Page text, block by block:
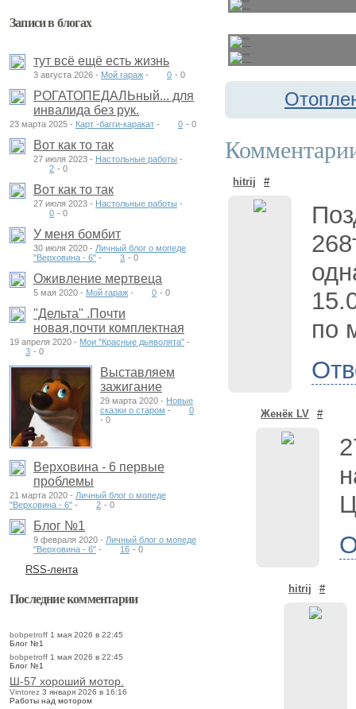
Записи в блогах
тут всё ещё есть жизнь
3 августа 2026 - Мой гараж - 0 - 0
РОГАТОПЕДАЛЬный... для
инвалида без рук.
23 марта 2025 - Карт -багги-каракат - 0 - 0
Вот как то так
27 июля 2023 - Настольные работы -
2 - 0
Вот как то так
27 июля 2023 - Настольные работы -
0 - 0
У меня бомбит
30 июля 2020 - Личный блог о мопеде
"Верховина - 6" - 3 - 0
Оживление мертвеца
5 мая 2020 - Мой гараж - 0 - 0
"Дельта" .Почти
новая,почти комплектная
19 апреля 2020 - Мои "Красные дьяволята" -
3 - 0
Выставляем
зажигание
29 марта 2020 - Новые
сказки о старом -
0
- 0
Верховина - 6 первые
проблемы
21 марта 2020 - Личный блог о мопеде
"Верховина - 6" - 2 - 0
Блог №1
9 февраля 2020 - Личный блог о мопеде
"Верховина - 6" - 16 - 0
RSS-лента
Последние комментарии
bobpetroff 1 мая 2026 в 22:45
Блог №1
bobpetroff 1 мая 2026 в 22:45
Блог №1
Ш-57 хороший мотор.
Vintorez 3 января 2026 в 16:16
Работы над мотором
hitrij #
по
Женёк LV #
hitrij #